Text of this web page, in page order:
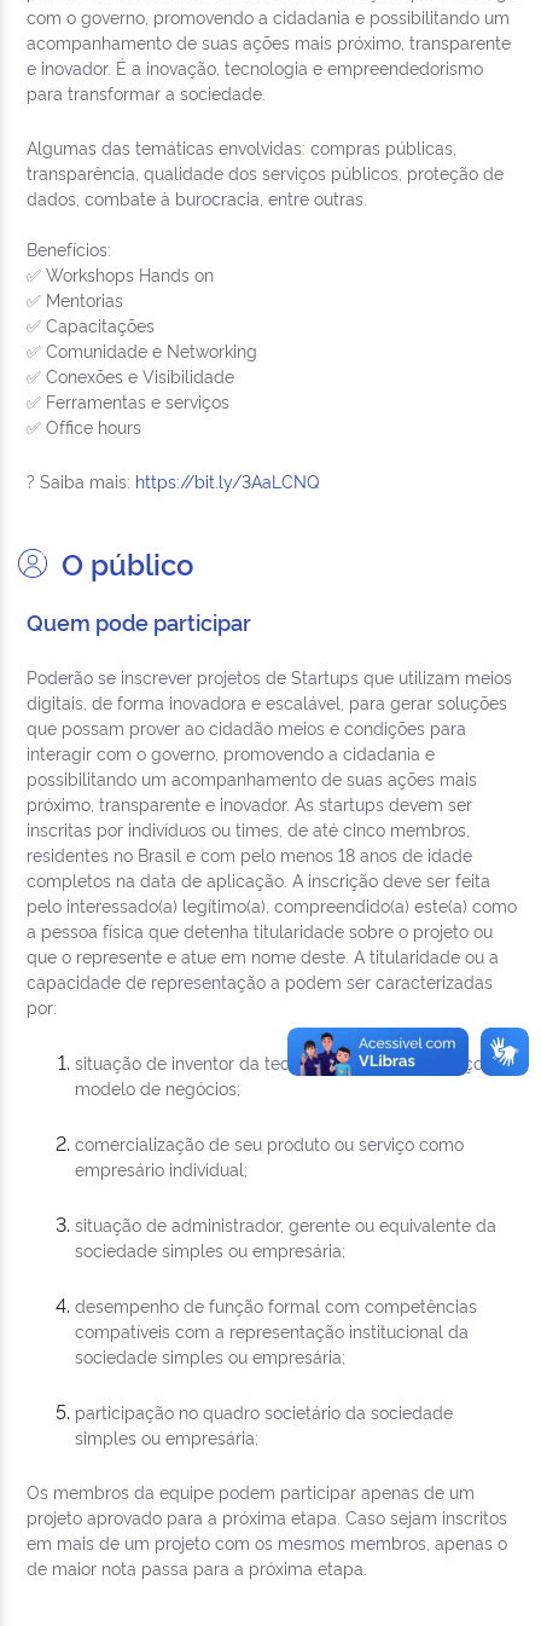
com o governo, promovendo a cidadania e possibilitando um
acompanhamento de suas ações mais próximo, transparente
e inovador. É a inovação, tecnologia e empreendedorismo
para transformar a sociedade.
Algumas das temáticas envolvidas: compras públicas,
transparência, qualidade dos serviços públicos, proteção de
dados, combate à burocracia, entre outras.
Benefícios:
✅ Workshops Hands on
✅ Mentorias
✅ Capacitações
✅ Comunidade e Networking
✅ Conexões e Visibilidade
✅ Ferramentas e serviços
✅ Office hours
? Saiba mais: https://bit.ly/3AaLCNQ
O público
Quem pode participar
Poderão se inscrever projetos de Startups que utilizam meios
digitais, de forma inovadora e escalável, para gerar soluções
que possam prover ao cidadão meios e condições para
interagir com o governo, promovendo a cidadania e
possibilitando um acompanhamento de suas ações mais
próximo, transparente e inovador. As startups devem ser
inscritas por indivíduos ou times, de até cinco membros,
residentes no Brasil e com pelo menos 18 anos de idade
completos na data de aplicação. A inscrição deve ser feita
pelo interessado(a) legítimo(a), compreendido(a) este(a) como
a pessoa física que detenha titularidade sobre o projeto ou
que o represente e atue em nome deste. A titularidade ou a
capacidade de representação a podem ser caracterizadas
por:
situação de inventor da tecnologia, produto, serviço, ou
modelo de negócios;
comercialização de seu produto ou serviço como
empresário individual;
situação de administrador, gerente ou equivalente da
sociedade simples ou empresária;
desempenho de função formal com competências
compatíveis com a representação institucional da
sociedade simples ou empresária;
participação no quadro societário da sociedade
simples ou empresária;
Os membros da equipe podem participar apenas de um
projeto aprovado para a próxima etapa. Caso sejam inscritos
em mais de um projeto com os mesmos membros, apenas o
de maior nota passa para a próxima etapa.